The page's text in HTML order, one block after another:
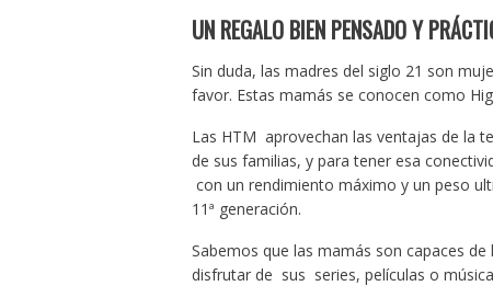
UN REGALO BIEN PENSADO Y
Sin duda, las madres del siglo 21 son
favor. Estas mamás se conocen como
Las HTM aprovechan las ventajas de la
de sus familias, y para tener esa
con un rendimiento máximo y un peso
11ª generación.
Sabemos que las mamás son capaces
disfrutar de sus series, películas o